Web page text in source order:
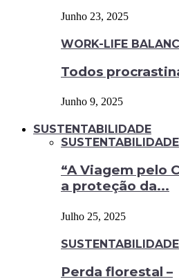
Junho 23, 2025
WORK-LIFE
Todos
Junho 9, 2025
SUSTENTABILIDADE
SUSTENTABILIDADE
“A Viagem pelo
a proteção da...
Julho 25, 2025
SUSTENTABILIDADE
Perda florestal –